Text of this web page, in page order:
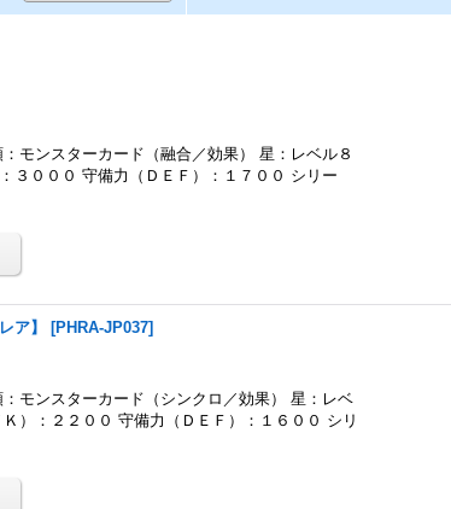
モンスターカード（融合／効果） 星：レベル８
３０００ 守備力（ＤＥＦ）：１７００ シリー
ア】 [PHRA-JP037]
モンスターカード（シンクロ／効果） 星：レベ
）：２２００ 守備力（ＤＥＦ）：１６００ シリ